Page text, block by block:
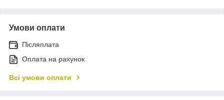
Умови оплати
Післяплата
Оплата на рахунок
Всі умови оплати